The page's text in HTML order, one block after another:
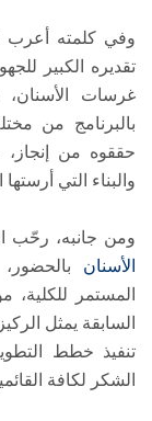
وفي كلمته أعرب
تقديره الكبير
غرسات
بالبرنامج من
حققوه من
والبناء التي
ومن جانبه، رحّب
الأسنان
المستمر
السابقة يمثل
تنفيذ خطط
الشكر لكافة